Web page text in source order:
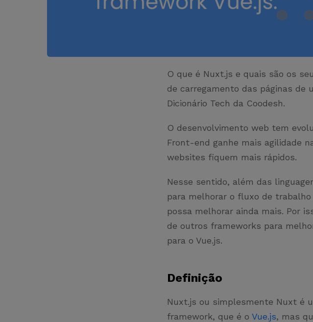
O que é Nuxt.js e quais são os
de carregamento das páginas
Dicionário Tech da Coodesh.
O desenvolvimento web tem
Front-end ganhe mais agilidade
websites fiquem mais rápidos.
Nesse sentido, além das
para melhorar o fluxo de trabalho
possa melhorar ainda mais. Por
de outros frameworks para
para o Vue.js.
Definição
Nuxt.js ou simplesmente Nuxt é
framework, que é o Vue.js, mas